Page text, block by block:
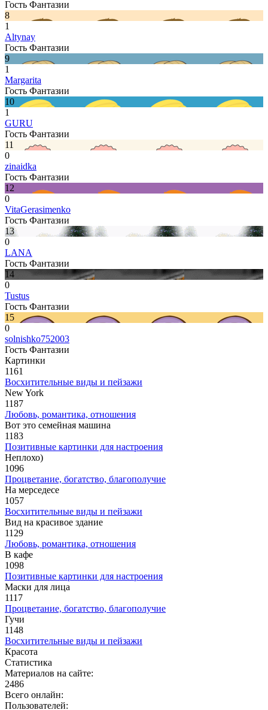
Гость Фантазии
8
1
Altynay
Гость Фантазии
9
1
Margarita
Гость Фантазии
10
1
GURU
Гость Фантазии
11
0
zinaidka
Гость Фантазии
12
0
VitaGerasimenko
Гость Фантазии
13
0
LANA
Гость Фантазии
14
0
Tustus
Гость Фантазии
15
0
solnishko752003
Гость Фантазии
Картинки
1161
Восхитительные виды и пейзажи
New York
1187
Любовь, романтика, отношения
Вот это семейная машина
1183
Позитивные картинки для настроения
Неплохо)
1096
Процветание, богатство, благополучие
На мерседесе
1057
Восхитительные виды и пейзажи
Вид на красивое здание
1129
Любовь, романтика, отношения
В кафе
1098
Позитивные картинки для настроения
Маски для лица
1117
Процветание, богатство, благополучие
Гучи
1148
Восхитительные виды и пейзажи
Красота
Статистика
Материалов на сайте:
2486
Всего онлайн:
Пользователей: